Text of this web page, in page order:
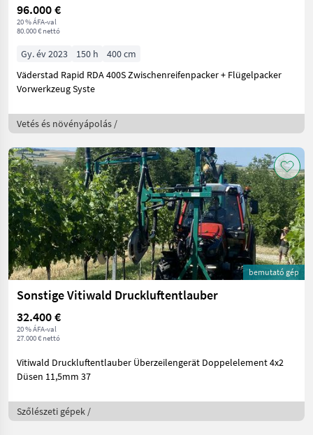
96.000 €
20 % ÁFA-val
80.000 € nettó
Gy. év 2023 150 h
400 cm
Väderstad Rapid RDA 400S Zwischenreifenpacker + Flügelpacker
Vorwerkzeug Syste
Vetés és növényápolás /
bemutató gép
Sonstige Vitiwald Druckluftentlauber
32.400 €
20 % ÁFA-val
27.000 € nettó
Vitiwald Druckluftentlauber Überzeilengerät Doppelelement 4x2
Düsen 11,5mm 37
Szőlészeti gépek /